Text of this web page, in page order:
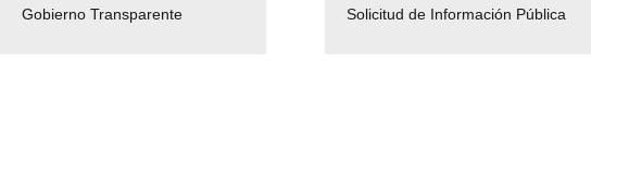
Gobierno Transparente Solicitud de Información Pública
Pago Proveedores
Empleos Públicos